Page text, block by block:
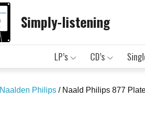
Simply-listening
LP’s CD’s
Naalden Philips / Naald Philips 877